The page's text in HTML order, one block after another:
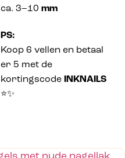
ca. 3–10 mm
PS:
Koop 6 vellen en betaal
er 5 met de
kortingscode INKNAILS
⭐✨